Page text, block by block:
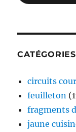
CATÉGORIES
circuits
feuilleton
fragments
jaune